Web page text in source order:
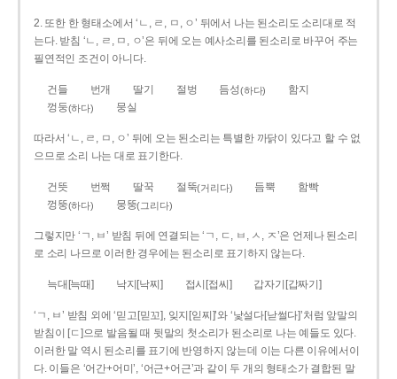
2. 또한 한 형태소에서 ‘ㄴ, ㄹ, ㅁ, ㅇ’ 뒤에서 나는 된소리도 소리대로 적
는다. 받침 ‘ㄴ, ㄹ, ㅁ, ㅇ’은 뒤에 오는 예사소리를 된소리로 바꾸어 주는
필연적인 조건이 아니다.
건들 번개 딸기 절벙 듬성(하다)
함지
껑둥(하다) 뭉실
따라서 ‘ㄴ, ㄹ, ㅁ, ㅇ’ 뒤에 오는 된소리는 특별한 까닭이 있다고 할 수 없
으므로 소리 나는 대로 표기한다.
건뜻 번쩍 딸꾹 절뚝(거리다) 듬뿍
함빡
껑뚱(하다) 뭉뚱(그리다)
그렇지만 ‘ㄱ, ㅂ’ 받침 뒤에 연결되는 ‘ㄱ, ㄷ, ㅂ, ㅅ, ㅈ’은 언제나 된소리
로 소리 나므로 이러한 경우에는 된소리로 표기하지 않는다.
늑대[늑때] 낙지[낙찌] 접시[접씨] 갑자기[갑짜기]
‘ㄱ, ㅂ’ 받침 외에 ‘믿고[믿꼬], 잊지[읻찌]’와 ‘낯설다[낟썰다]’처럼 앞말의
받침이 [ㄷ]으로 발음될 때 뒷말의 첫소리가 된소리로 나는 예들도 있다.
이러한 말 역시 된소리를 표기에 반영하지 않는데 이는 다른 이유에서이
다. 이들은 ‘어간+어미’, ‘어근+어근’과 같이 두 개의 형태소가 결합된 말